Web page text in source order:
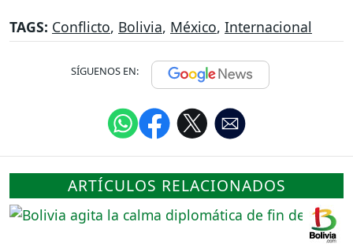
TAGS: Conflicto, Bolivia, México, Internacional
SÍGUENOS EN:
ARTÍCULOS RELACIONADOS